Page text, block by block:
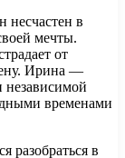
в
мечты.
от
Ирина —
независимой
временами
разобраться в